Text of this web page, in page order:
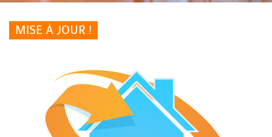
MISE À JOUR !